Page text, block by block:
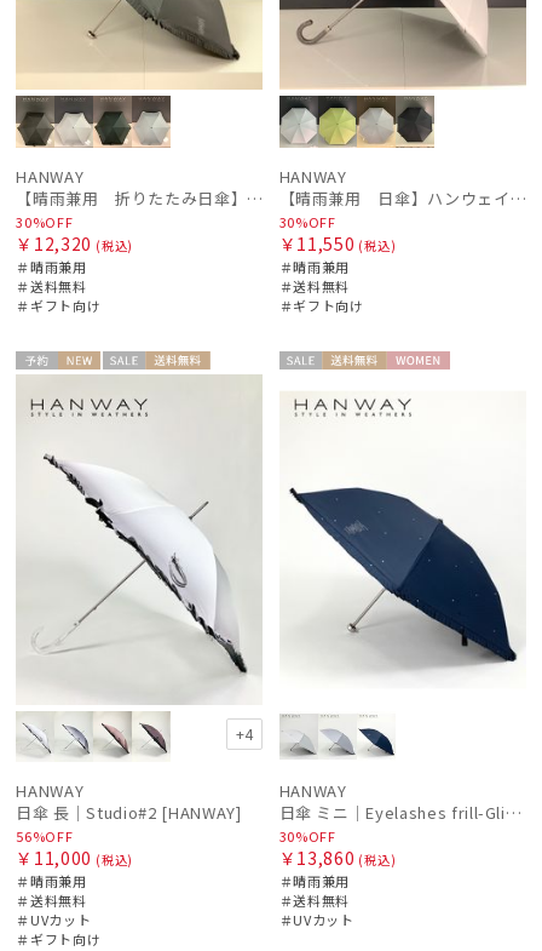
販売状況
入荷状況
HANWAY
【晴雨兼用 折りたたみ日傘】ハンウェイ（ＨＡＮＷＡＹ）Eyelashes frill（アイラッシュ・フリル）
30%OFF
￥12,320 (税込)
＃晴雨兼用
＃送料無料
＃ギフト向け
HANWAY
【晴雨兼用 日傘】ハンウェイ（ＨＡＮＷＡＹ）Liner ribbon（ライナー・リボン)
30%OFF
￥11,550 (税込)
＃晴雨兼用
＃送料無料
＃ギフト向け
予約 NEWセー
ル
送料無
料
ギフト
WOME
+4
HANWAY
日傘 長｜Studio#2 [HANWAY]
56%OFF
￥11,000 (税込)
＃晴雨兼用
＃送料無料
＃UVカット
＃ギフト向け
ル
料
N
HANWAY
日傘 ミニ｜Eyelashes frill-Glitter [HANWAY]
30%OFF
￥13,860 (税込)
＃晴雨兼用
＃送料無料
＃UVカット